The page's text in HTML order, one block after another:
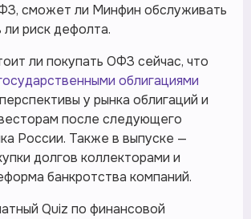
сможет ли Минфин обслуживать
ли риск дефолта.
ли покупать ОФЗ сейчас, что
облигациями
у рынка облигаций и
после следующего
России. Также в выпуске —
долгов коллекторами и
банкротства компаний.
Quiz по финансовой